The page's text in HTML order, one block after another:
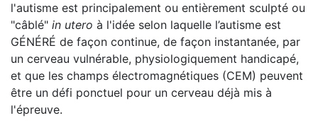
l'autisme est principalement ou entièrement sculpté ou
"câblé" in utero à l'idée selon laquelle l’autisme est
GÉNÉRÉ de façon continue, de façon instantanée, par
un cerveau vulnérable, physiologiquement handicapé,
et que les champs électromagnétiques (CEM) peuvent
être un défi ponctuel pour un cerveau déjà mis à
l'épreuve.